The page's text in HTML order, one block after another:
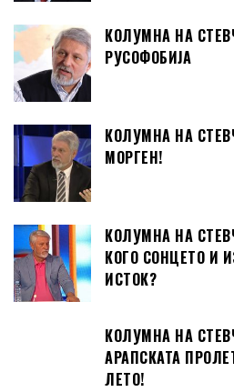
КОЛУМНА НА
РУСОФОБИЈА
КОЛУМНА НА
МОРГЕН!
КОЛУМНА НА
КОГО СОНЦЕТО И
ИСТОК?
КОЛУМНА НА
АРАПСКАТА ПРОЛЕТ, ДОАЃА